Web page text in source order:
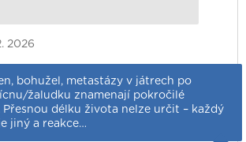
2026
bohužel, metastázy v játrech po
žaludku znamenají pokročilé
Přesnou délku života nelze určit – každý
jiný a reakce…